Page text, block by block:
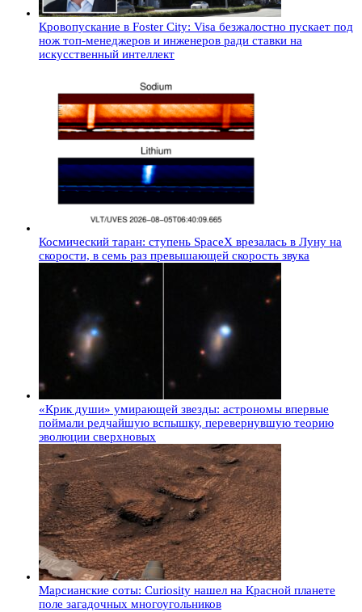
Кровопускание в Foster City: Visa безжалостно пускает под
нож топ-менеджеров и инженеров ради ставки на
искусственный интеллект
Космический таран: ступень SpaceX врезалась в Луну на
скорости, в семь раз превышающей скорость звука
«Крик души» умирающей звезды: астрономы впервые
поймали редчайшую вспышку, перевернувшую теорию
эволюции сверхновых
Марсианские соты: Curiosity нашел на Красной планете
поле загадочных многоугольников